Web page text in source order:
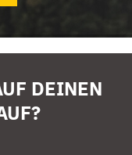
DEINEN